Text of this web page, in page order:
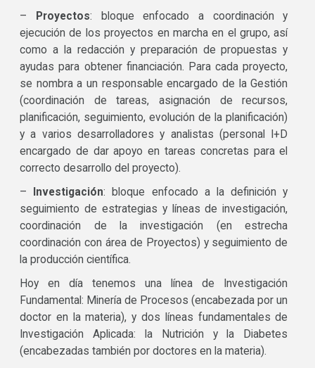
–
Proyectos: bloque enfocado a coordinación y
ejecución de los proyectos en marcha en el grupo, así
como a la redacción y preparación de propuestas y
ayudas para obtener financiación. Para cada proyecto,
se nombra a un responsable encargado de la Gestión
(coordinación de tareas, asignación de recursos,
planificación, seguimiento, evolución de la planificación)
y a varios desarrolladores y analistas (personal I+D
encargado de dar apoyo en tareas concretas para el
correcto desarrollo del proyecto).
–
Investigación: bloque enfocado a la definición y
seguimiento de estrategias y líneas de investigación,
coordinación de la investigación (en estrecha
coordinación con área de Proyectos) y seguimiento de
la producción científica.
Hoy en día tenemos una línea de Investigación
Fundamental: Minería de Procesos (encabezada por un
doctor en la materia), y dos líneas fundamentales de
Investigación Aplicada: la Nutrición y la Diabetes
(encabezadas también por doctores en la materia).